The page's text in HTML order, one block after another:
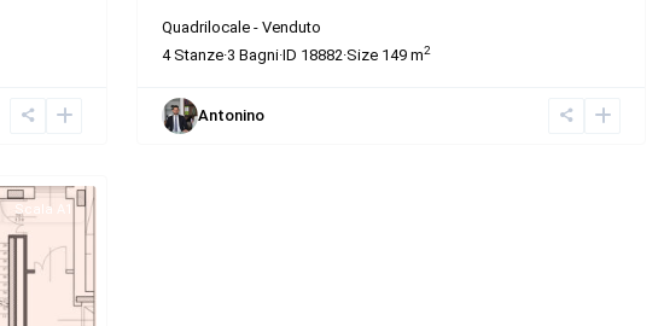
Quadrilocale - Venduto
4Stanze·3 Bagni·ID 18882·Size 149 m2
Antonino
Scala A1